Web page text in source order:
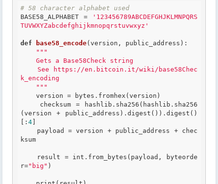
# 58 character alphabet used
BASE58_ALPHABET =
'123456789ABCDEFGHJKLMNPQRS
TUVWXYZabcdefghijkmnopqrstuvwxyz'
def base58_encode(version, public_address) :
"""
k_encoding
    """
(version + public_address).digest()).digest()
[: 4
ksum
r="big" )